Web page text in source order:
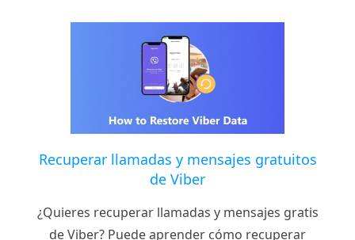
Recuperar llamadas y mensajes gratuitos
de Viber
¿Quieres recuperar llamadas y mensajes gratis
de Viber? Puede aprender cómo recuperar